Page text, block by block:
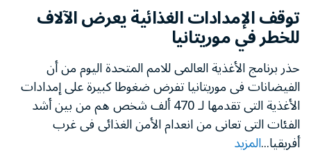
توقف الإمدادات الغذائية يعرض الآلاف
للخطر في موريتانيا
حذر برنامج الأغذية العالمى للامم المتحدة اليوم من أن
الفيضانات فى موريتانيا تفرض ضغوطا كبيرة على إمدادات
الأغذية التى تقدمها لـ 470 ألف شخص هم من بين أشد
الفئات التى تعانى من انعدام الأمن الغذائى فى غرب
أفريقيا...المزيد